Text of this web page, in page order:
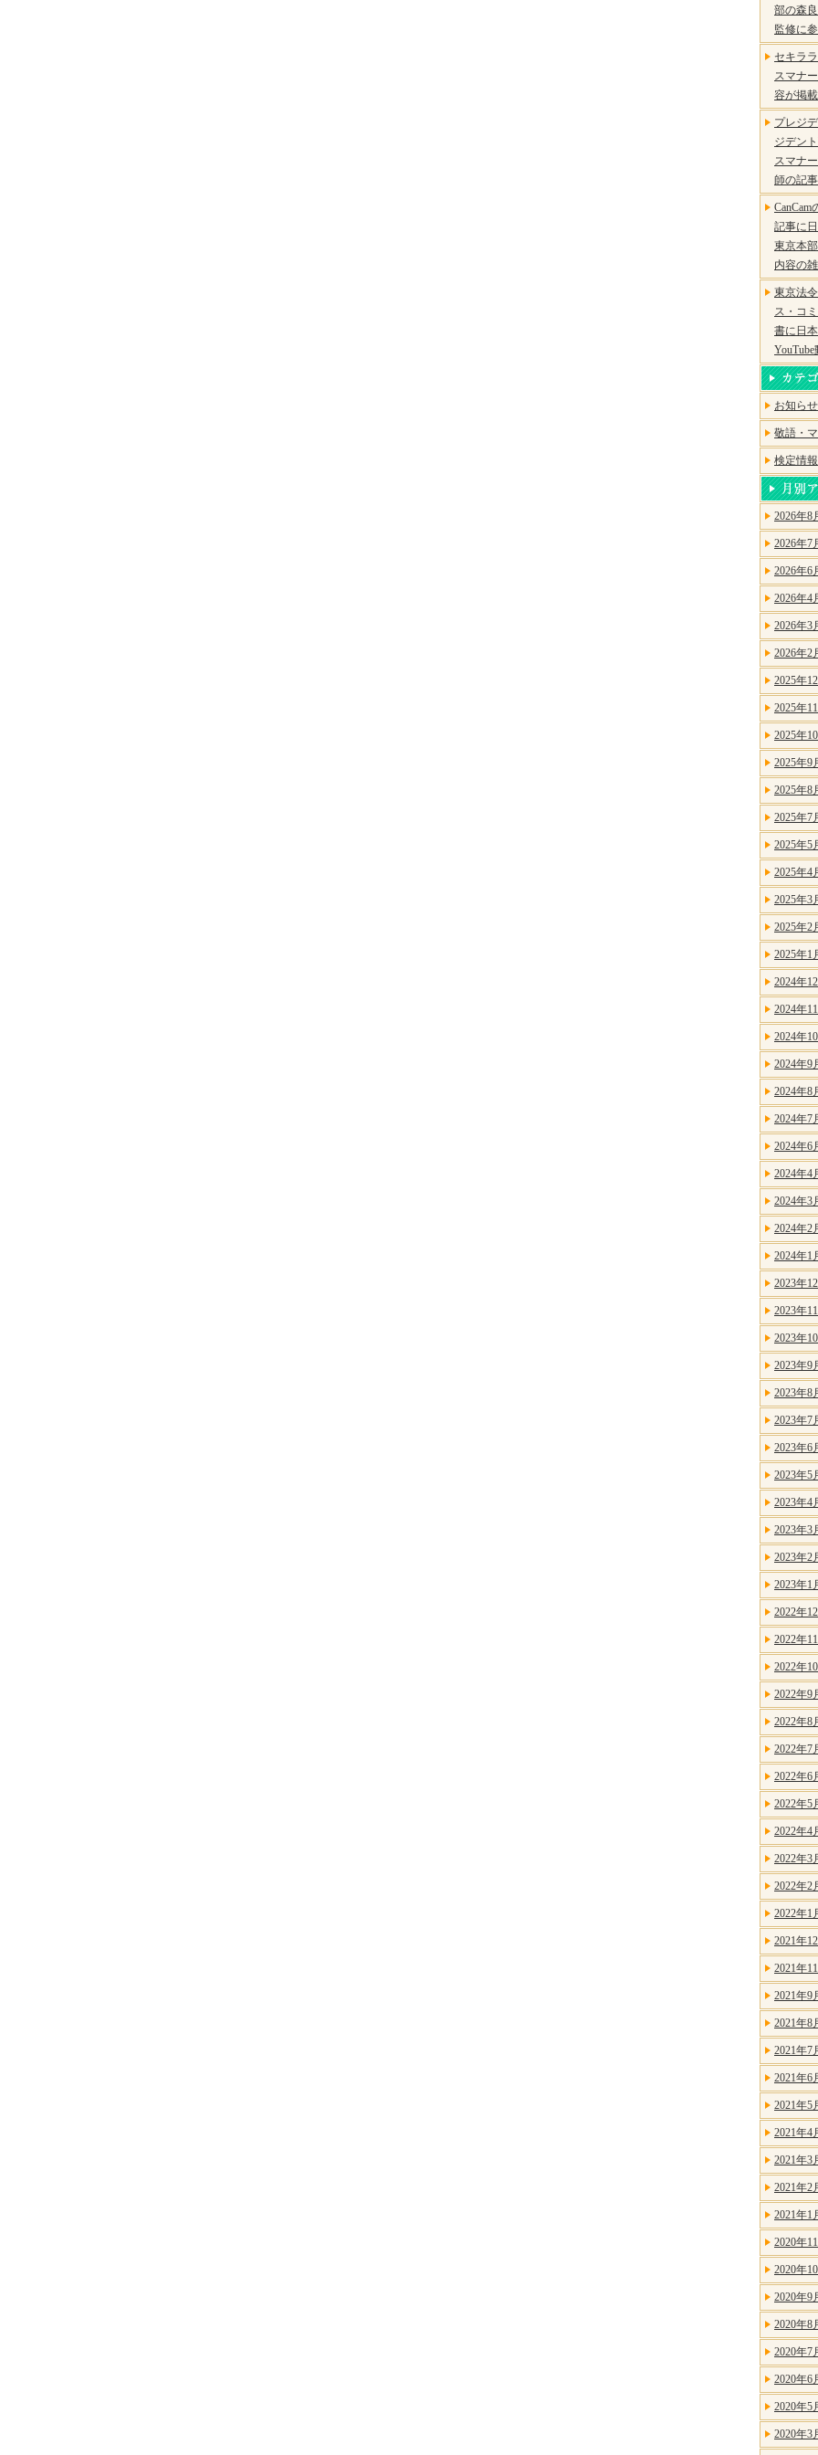
部の森
監修に
セキラ
スマナ
容が掲
プレジ
ジデン
スマナ
師の記
記事に
東京本
内容の
東京法
ス・コ
書に日
お知らせ
敬語・
検定情報
2026年8
2026年7
2026年6
2026年4
2026年3
2026年2
2025年
2025年
2025年
2025年9
2025年8
2025年7
2025年5
2025年4
2025年3
2025年2
2025年1
2024年
2024年
2024年
2024年9
2024年8
2024年7
2024年6
2024年4
2024年3
2024年2
2024年1
2023年
2023年
2023年
2023年9
2023年8
2023年7
2023年6
2023年5
2023年4
2023年3
2023年2
2023年1
2022年
2022年
2022年
2022年9
2022年8
2022年7
2022年6
2022年5
2022年4
2022年3
2022年2
2022年1
2021年
2021年
2021年9
2021年8
2021年7
2021年6
2021年5
2021年4
2021年3
2021年2
2021年1
2020年
2020年
2020年9
2020年8
2020年7
2020年6
2020年5
2020年3